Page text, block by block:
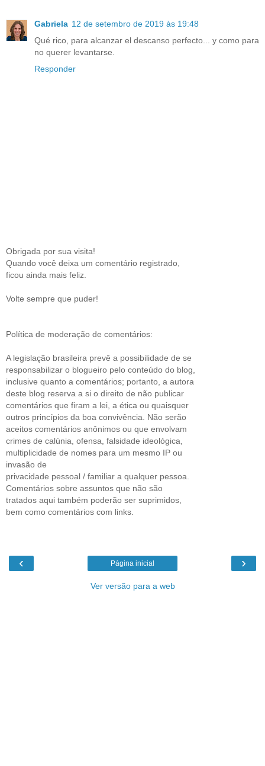
Gabriela 12 de setembro de 2019 às 19:48
Qué rico, para alcanzar el descanso perfecto... y como para
no querer levantarse.
Responder
Obrigada por sua visita!
Quando você deixa um comentário registrado,
ficou ainda mais feliz.
Volte sempre que puder!
Política de moderação de comentários:
A legislação brasileira prevê a possibilidade de se
responsabilizar o blogueiro pelo conteúdo do blog,
inclusive quanto a comentários; portanto, a autora
deste blog reserva a si o direito de não publicar
comentários que firam a lei, a ética ou quaisquer
outros princípios da boa convivência. Não serão
aceitos comentários anônimos ou que envolvam
crimes de calúnia, ofensa, falsidade ideológica,
multiplicidade de nomes para um mesmo IP ou
invasão de
privacidade pessoal / familiar a qualquer pessoa.
Comentários sobre assuntos que não são
tratados aqui também poderão ser suprimidos,
bem como comentários com links.
‹ ›
Página inicial
Ver versão para a web